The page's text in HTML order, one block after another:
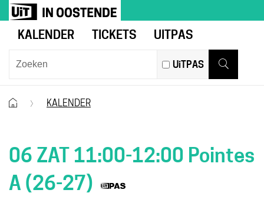
inhoud
UiT
inKALENDER TICKETS UITPAS
Wat
UiTPAS
Zoeken
StartpaginaKALENDER
06 ZAT 11:00-12:00 Pointes
A (26-27)